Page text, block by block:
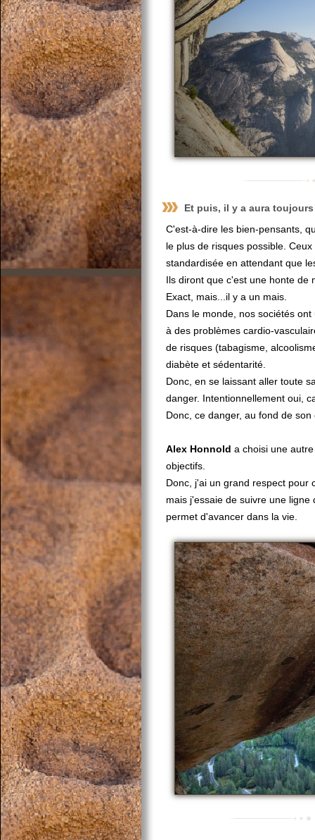
Et puis, il y a aura
C'est-à-dire les bien-pensants,
le plus de risques possible.
standardisée en attendant que
Ils diront que c'est une honte de
Exact, mais...il y a un mais.
Dans le monde, nos sociétés
à des problèmes cardio-
de risques (tabagisme,
diabète et sédentarité.
Donc, en se laissant aller toute
danger. Intentionnellement oui,
Donc, ce danger, au fond de
Alex Honnold a choisi une
objectifs.
Donc, j'ai un grand respect pour
mais j'essaie de suivre une
permet d'avancer dans la vie.